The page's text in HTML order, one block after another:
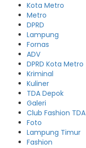
Kota Metro
Metro
DPRD
Lampung
Fornas
ADV
DPRD Kota Metro
Kriminal
Kuliner
TDA Depok
Galeri
Club Fashion TDA
Foto
Lampung Timur
Fashion